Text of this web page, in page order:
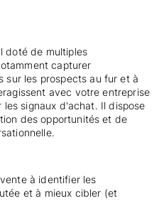
doté de multiples
capturer
sur les prospects au fur et à
avec votre entreprise
signaux d'achat. Il dispose
des opportunités et de
à identifier les
et à mieux cibler (et